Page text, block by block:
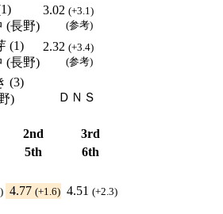
(長野)
3.02 (+3.1)
(参考)
(1)
(長野)
2.32 (+3.4)
(参考)
(3)
)
ＤＮＳ
2nd
3rd
5th
6th
4.77 (+1.6) 4.51 (+2.3)